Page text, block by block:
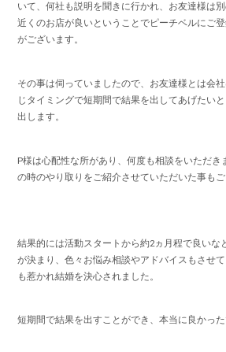
いて、何社も説明を聞きに行かれ、お友達様は
近くのお店が良いということでピーチベルにご
がございます。
その事は伺っていましたので、お友達様とは会
じタイミングで短期間で結果を出してあげたい
出します。
P様は心配性な所があり、何度も相談をいただき
の時のやり取りをご紹介させていただいた事もご
結果的には活動スタートから約2ヵ月程で良いな
が決まり、色々お悩み相談やアドバイスもさせ
も惹かれ結婚を決心されました。
短期間で結果を出すことができ、本当に良かった